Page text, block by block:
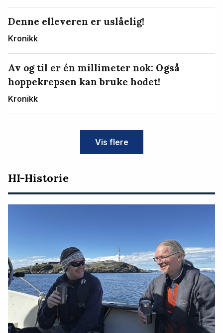
Denne elleveren er uslåelig!
Kronikk
Av og til er én millimeter nok: Også
hoppekrepsen kan bruke hodet!
Kronikk
Vis flere
HI-Historie